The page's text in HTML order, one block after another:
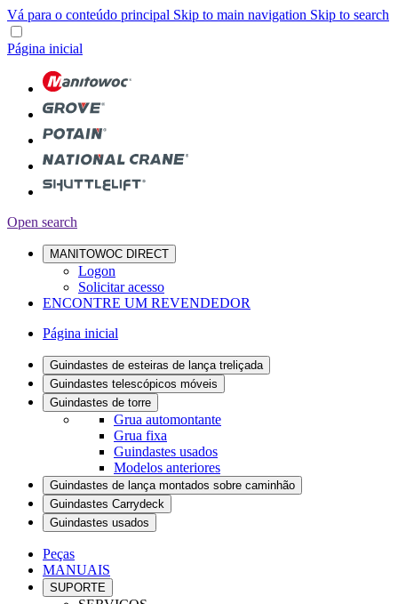
Vá para o conteúdo principal Skip to main navigation Skip to search
Página inicial
Open search
MANITOWOC DIRECT
Logon
Solicitar acesso
ENCONTRE UM REVENDEDOR
Página inicial
Guindastes de esteiras de lança treliçada
Guindastes telescópicos móveis
Guindastes de torre
Grua automontante
Grua fixa
Guindastes usados
Modelos anteriores
Guindastes de lança montados sobre caminhão
Guindastes Carrydeck
Guindastes usados
Peças
MANUAIS
SUPORTE